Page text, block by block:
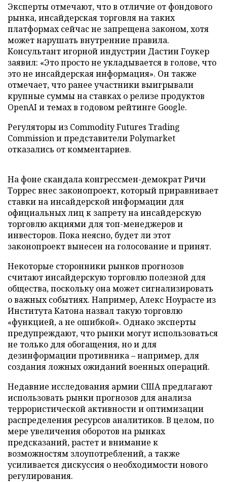
Эксперты отмечают, что в отличие от фондового
рынка, инсайдерская торговля на таких
платформах сейчас не запрещена законом, хотя
может нарушать внутренние правила.
Консультант игорной индустрии Дастин Гоукер
заявил: «Это просто не укладывается в голове, что
это не инсайдерская информация». Он также
отмечает, что ранее участники выигрывали
крупные суммы на ставках о релизе продуктов
OpenAI и темах в годовом рейтинге Google.
Регуляторы из Commodity Futures Trading
Commission и представители Polymarket
отказались от комментариев.
На фоне скандала конгрессмен-демократ Ричи
Торрес внес законопроект, который приравнивает
ставки на инсайдерской информации для
официальных лиц к запрету на инсайдерскую
торговлю акциями для топ-менеджеров и
инвесторов. Пока неясно, будет ли этот
законопроект вынесен на голосование и принят.
Некоторые сторонники рынков прогнозов
считают инсайдерскую торговлю полезной для
общества, поскольку она может сигнализировать
о важных событиях. Например, Алекс Ноурасте из
Института Катона назвал такую торговлю
«функцией, а не ошибкой». Однако эксперты
предупреждают, что рынки могут использоваться
не только для обогащения, но и для
дезинформации противника – например, для
создания ложных ожиданий военных операций.
Недавние исследования армии США предлагают
использовать рынки прогнозов для анализа
террористической активности и оптимизации
распределения ресурсов аналитиков. В целом, по
мере увеличения оборотов на рынках
предсказаний, растет и внимание к
возможностям злоупотреблений, а также
усиливается дискуссия о необходимости нового
регулирования.